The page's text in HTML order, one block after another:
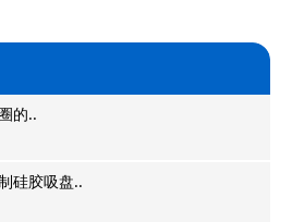
的..
硅胶吸盘..